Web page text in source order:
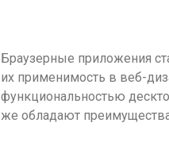
Браузерные приложения
их применимость в веб-
функциональностью
же обладают